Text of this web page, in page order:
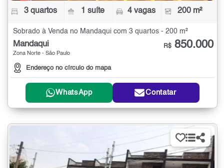
3 quartos 1 suíte 4 vagas 200 m²
Sobrado à Venda no Mandaqui com 3 quartos - 200 m²
Mandaqui
Zona Norte - São Paulo
Endereço no círculo do mapa
R$ 850.000
WhatsApp Contatar